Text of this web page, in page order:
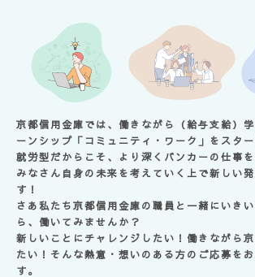
京都信用金庫では、 働きながら（給与支給）
ーンシップ「コミュニティ・ワーク」 をスタ
就労型だからこそ、より深くバンカーの仕事を
みなさん自身の未来を考えていく上で新しい発
す！
さあ私たち京都信用金庫の職員と一緒にいき
ら、働いてみませんか？
新しいことにチャレンジしたい！ 働きながら
たい！ そんな熱意・想いのある方のご応募を
す。